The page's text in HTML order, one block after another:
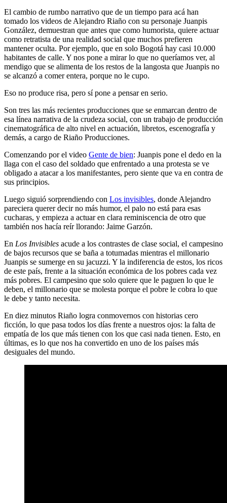
El cambio de rumbo narrativo que de un tiempo para acá han
tomado los videos de Alejandro Riaño con su personaje Juanpis
González, demuestran que antes que como humorista, quiere actuar
como retratista de una realidad social que muchos prefieren
mantener oculta. Por ejemplo, que en solo Bogotá hay casi 10.000
habitantes de calle. Y nos pone a mirar lo que no queríamos ver, al
mendigo que se alimenta de los restos de la langosta que Juanpis no
se alcanzó a comer entera, porque no le cupo.
Eso no produce risa, pero sí pone a pensar en serio.
Son tres las más recientes producciones que se enmarcan dentro de
esa línea narrativa de la crudeza social, con un trabajo de producción
cinematográfica de alto nivel en actuación, libretos, escenografía y
demás, a cargo de Riaño Producciones.
Comenzando por el video Gente de bien: Juanpis pone el dedo en la
llaga con el caso del soldado que enfrentado a una protesta se ve
obligado a atacar a los manifestantes, pero siente que va en contra de
sus principios.
Luego siguió sorprendiendo con Los invisibles, donde Alejandro
pareciera querer decir no más humor, el palo no está para esas
cucharas, y empieza a actuar en clara reminiscencia de otro que
también nos hacía reír llorando: Jaime Garzón.
En Los Invisibles acude a los contrastes de clase social, el campesino
de bajos recursos que se baña a totumadas mientras el millonario
Juanpis se sumerge en su jacuzzi. Y la indiferencia de estos, los ricos
de este país, frente a la situación económica de los pobres cada vez
más pobres. El campesino que solo quiere que le paguen lo que le
deben, el millonario que se molesta porque el pobre le cobra lo que
le debe y tanto necesita.
En diez minutos Riaño logra conmovernos con historias cero
ficción, lo que pasa todos los días frente a nuestros ojos: la falta de
empatía de los que más tienen con los que casi nada tienen. Esto, en
últimas, es lo que nos ha convertido en uno de los países más
desiguales del mundo.